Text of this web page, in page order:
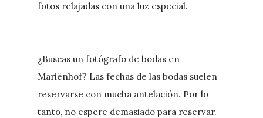
fotos relajadas con una luz especial.
¿Buscas un fotógrafo de bodas en
Mariënhof? Las fechas de las bodas suelen
reservarse con mucha antelación. Por lo
tanto, no espere demasiado para reservar.